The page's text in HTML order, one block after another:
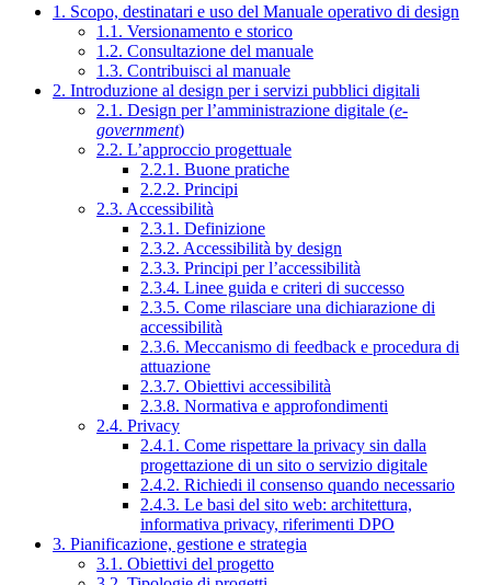
1. Scopo, destinatari e uso del Manuale operativo di design
1.1. Versionamento e storico
1.2. Consultazione del manuale
1.3. Contribuisci al manuale
2. Introduzione al design per i servizi pubblici digitali
2.1. Design per l’amministrazione digitale (e-
government)
2.2. L’approccio progettuale
2.2.1. Buone pratiche
2.2.2. Principi
2.3. Accessibilità
2.3.1. Definizione
2.3.2. Accessibilità by design
2.3.3. Principi per l’accessibilità
2.3.4. Linee guida e criteri di successo
2.3.5. Come rilasciare una dichiarazione di
accessibilità
2.3.6. Meccanismo di feedback e procedura di
attuazione
2.3.7. Obiettivi accessibilità
2.3.8. Normativa e approfondimenti
2.4. Privacy
2.4.1. Come rispettare la privacy sin dalla
progettazione di un sito o servizio digitale
2.4.2. Richiedi il consenso quando necessario
2.4.3. Le basi del sito web: architettura,
informativa privacy, riferimenti DPO
3. Pianificazione, gestione e strategia
3.1. Obiettivi del progetto